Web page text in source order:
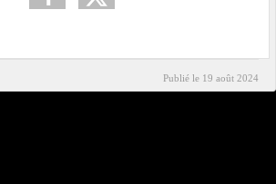
Publié le 19 août 2024